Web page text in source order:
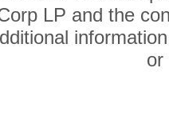
LP and the
or